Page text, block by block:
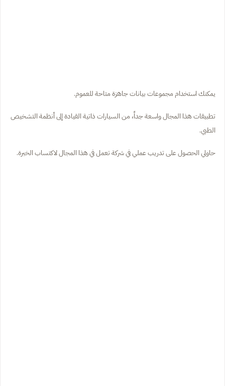
يمكنك استخدام مجموعات بيانات جاهزة متاحة للعموم.
تطبيقات هذا المجال واسعة جداً، من السيارات ذاتية القيادة إلى أنظمة التشخيص
الطبي.
حاولي الحصول على تدريب عملي في شركة تعمل في هذا المجال لاكتساب الخبرة.